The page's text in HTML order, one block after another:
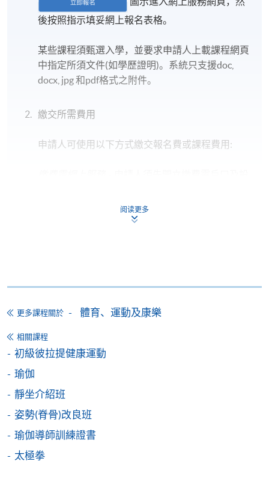
後按照指示填妥網上報名表格。
某些課程須甄選入學，並要求申請人上載課程網頁
中指定所須文件(如學歷證明)。系統只支援doc,
docx, jpg 和pdf格式之附件。
繳交所需費用
申請人可使用以下方式繳交報名費或課程費用:
碼，請瀏覽繳費靈網址http://www.ppshk.com
月免息分期付款優惠，必須親臨本學院設有報名服務的教
如欲了解如何於網上報讀新課程及繳費，請瀏覽網上
申請/報讀指南 :
-短期課程
- 個別學歷頒授課程
阅读更多
更多課程關於 體育、運動及康樂
相關課程
初級彼拉提健康運動
瑜伽
靜坐介紹班
姿勢(脊骨)改良班
瑜伽導師訓練證書
太極拳